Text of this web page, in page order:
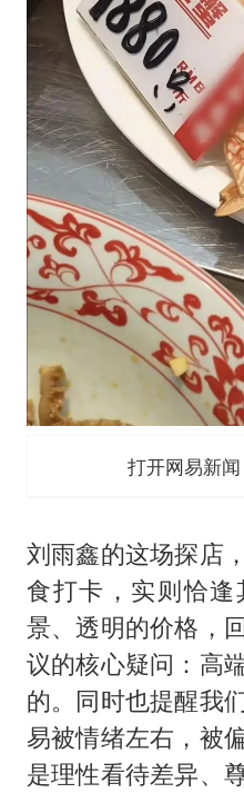
打开网易新
刘雨鑫的这场探店
食打卡，实则恰
景、透明的价格，
议的核心疑问：高
的。同时也提醒我
易被情绪左右，被
是理性看待差异、